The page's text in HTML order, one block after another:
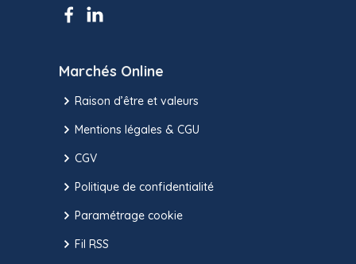
Marchés Online
Raison d’être et valeurs
Mentions légales & CGU
CGV
Politique de confidentialité
Paramétrage cookie
Fil RSS